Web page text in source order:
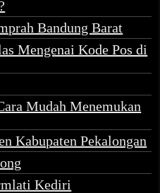
Bandung Barat
Mengenai Kode Pos di
Mudah Menemukan
Kabupaten Pekalongan
Kediri